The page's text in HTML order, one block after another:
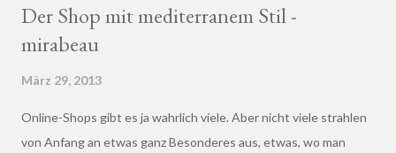
Der Shop mit mediterranem Stil -
mirabeau
März 29, 2013
Online-Shops gibt es ja wahrlich viele. Aber nicht viele strahlen
von Anfang an etwas ganz Besonderes aus, etwas, wo man